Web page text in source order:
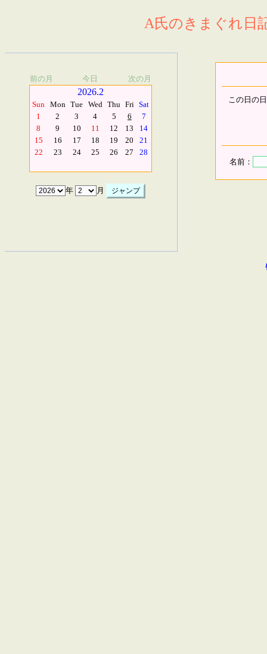
A氏のきまぐれ日
前の月 今日 次の月
2026.2
Sun Mon Tue Wed Thu Fri Sat
1
2 3 4 5 6
7
8
9 10 11 12 13
14
15
16 17 18 19 20
21
22
23 24 25 26 27 28
年 月
この日の
名前：